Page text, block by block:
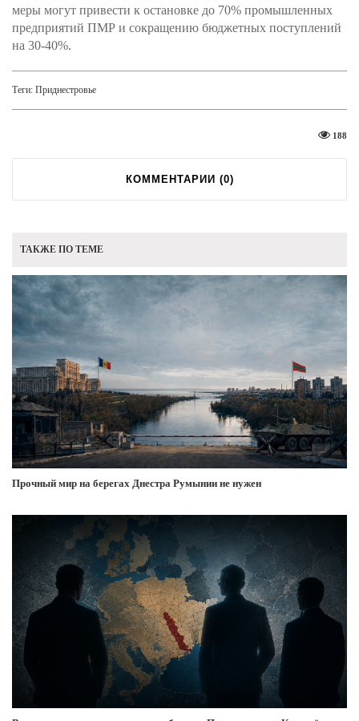
меры могут привести к остановке до 70% промышленных
предприятий ПМР и сокращению бюджетных поступлений
на 30-40%.
Теги: Приднестровье
188
КОММЕНТАРИИ (0)
ТАКЖЕ ПО ТЕМЕ
Прочный мир на берегах Днестра Румынии не нужен